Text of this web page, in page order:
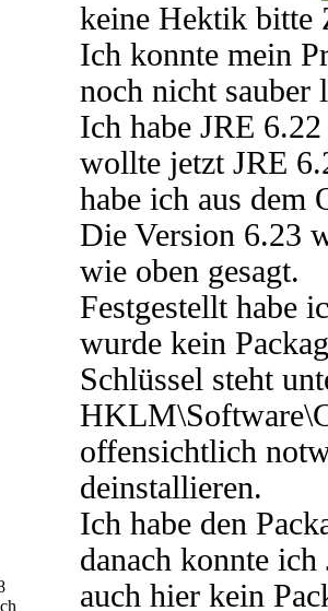
keine Hektik bitte
Ich konnte mein
noch nicht sauber
Ich habe JRE
wollte jetzt JRE
habe ich aus dem
Die Version 6.23
wie oben gesagt.
Festgestellt habe
wurde kein
Schlüssel steht
offensichtlich
deinstallieren.
Ich habe den
danach konnte
auch hier kein